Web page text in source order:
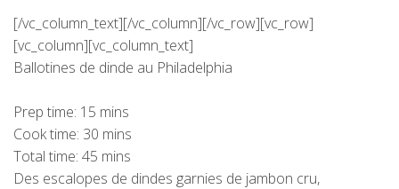
[/vc_column_text][/vc_column][/vc_row][vc_row]
[vc_column][vc_column_text]
Ballotines de dinde au Philadelphia
Prep time: 15 mins
Cook time: 30 mins
Total time: 45 mins
Des escalopes de dindes garnies de jambon cru,